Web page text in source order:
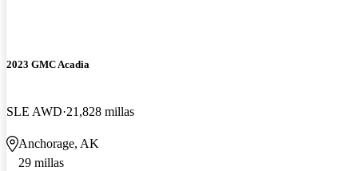
2023 GMC Acadia
SLE AWD 21,828 millas
Anchorage, AK
29 millas